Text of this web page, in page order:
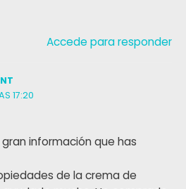
Accede para responder
17:20
información que has
de la crema de